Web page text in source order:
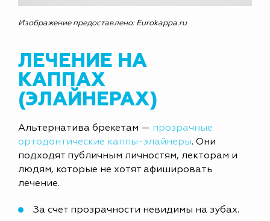
Изображение предоставлено: Eurokappa.ru
ЛЕЧЕНИЕ НА
КАППАХ
(ЭЛАЙНЕРАХ)
Альтернатива брекетам — прозрачные
ортодонтические каппы-элайнеры. Они
подходят публичным личностям, лекторам и
людям, которые не хотят афишировать
лечение.
За счет прозрачности невидимы на зубах.